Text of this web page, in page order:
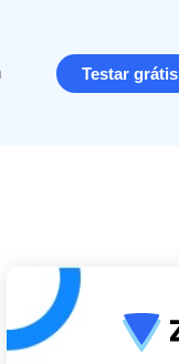
Testar grátis